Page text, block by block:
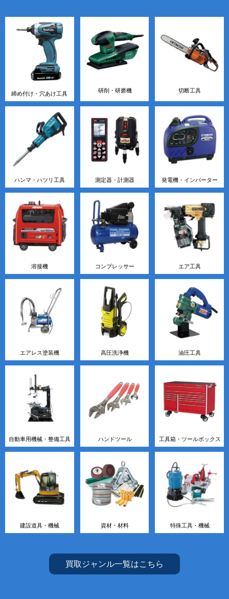
締め付け・穴あけ工具 研削・研磨機 切断工具
ハンマ・ハツリ工具 測定器・計測器 発電機・インバーター
溶接機 コンプレッサー エア工具
エアレス塗装機 高圧洗浄機 油圧工具
自動車用機械・整備工具 ハンドツール 工具箱・ツールボックス
建設道具・機械 資材・材料 特殊工具・機械
買取ジャンル一覧はこちら